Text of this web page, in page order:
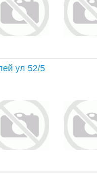
ул 52/5